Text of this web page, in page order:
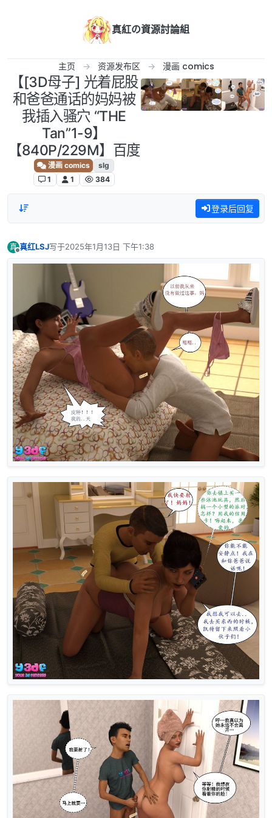
真紅の資源討論組
主页 资源发布区 漫画 comics
【[3D母子] 光着屁股
和爸爸通话的妈妈被
我插入骚穴 “THE
Tan”1-9】
【840P/229M】百度
漫画 comics
slg
1
1 384
登录后回复
真 真红LSJ写于2025年1月13日 下午1:38
最后由 编辑